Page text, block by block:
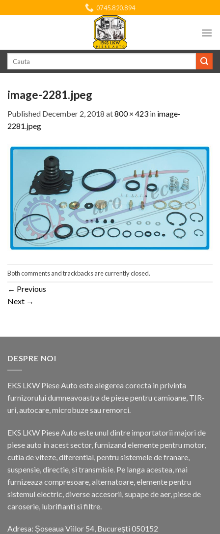
to
0745.820.894
image-2281.jpeg
Published December 2, 2018 at800 × 423 in image-
2281.jpeg
Both comments and trackbacks are currently closed.
← Previous
Next →
DESPRE NOI
EKS LKW Piese Auto este alegerea corecta in privinta
furnizorului dumneavoastra de piese pentru camioane, TIR-
uri, autocare, microbuze sau remorci.
EKS LKW Piese Auto este unul dintre importatorii majori de
piese auto in acest sector, furnizand elemente pentru motor,
cutia de viteze, diferential, pentru sistemele de franare,
suspensie, directie, si transmisie. Pe langa acestea, mai
furnizeaza compresoare, alternatoare, elemente pentru
sistemul electric, diverse accesorii, supape de aer, piese de
caroserie, lubrifianti si filtre.
Adresa: Șoseaua Viilor 54, București 050152